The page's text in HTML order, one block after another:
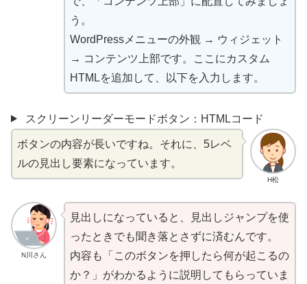
う。
WordPressメニューの外観 → ウィジェット
→ コンテンツ 上部です。ここにカスタム
HTMLを追加 して、 以下を 入力 します。
スクリーンリーダーモードボタン：HTMLコード
H松
ボタンの内容が長いですね。それに、5レベ
ルの見出 し要素になっています。
N川さん
見出 しになっていると、 見出 しジャンプを使
ったときでも 聞 き落とさずに済むんです。
内容 も「このボタンを押 したら何が起こるの
か？」がわかるように説明 してもらっていま